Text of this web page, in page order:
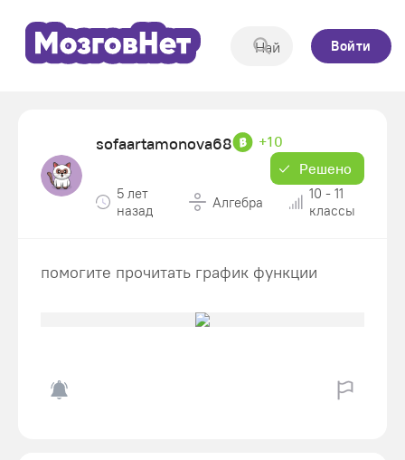
Войти
sofaartamonova68
+10
Решено
5 лет
назад
Алгебра
10 - 11
классы
помогите прочитать график функции​